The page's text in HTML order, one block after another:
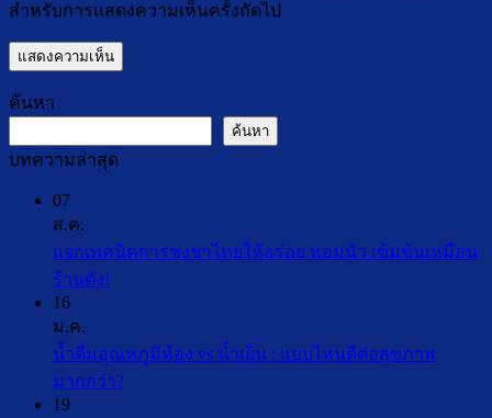
สำหรับการแสดงความเห็นครั้งถัดไป
ค้นหา
ค้นหา
บทความล่าสุด
07
ส.ค.
แจกเทคนิคการชงชาไทยให้อร่อย หอมนัว เข้มข้นเหมือน
ร้านดัง!
บน
แจก
16
ม.ค.
น้ำดื่มอุณหภูมิห้อง vs น้ำเย็น : แบบไหนดีต่อสุขภาพ
มากกว่า?ไม่มี
19